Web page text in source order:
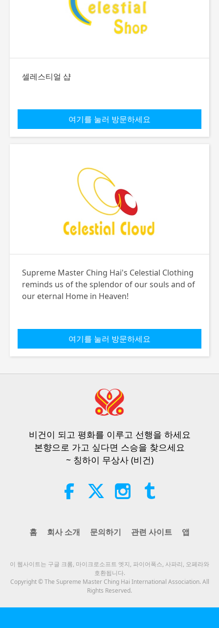
셀레스티얼 샵
여기를 눌러 방문하세요
Supreme Master Ching Hai's Celestial Clothing
reminds us of the splendor of our souls and of
our eternal Home in Heaven!
여기를 눌러 방문하세요
비건이 되고 평화를 이루고 선행을 하세요
본향으로 가고 싶다면 스승을 찾으세요
~ 칭하이 무상사 (비건)
홈 회사 소개 문의하기 관련 사이트 앱
이 웹사이트는 구글 크롬, 마이크로소프트 엣지, 파이어폭스, 사파리, 오페라와
호환됩니다.
Copyright © The Supreme Master Ching Hai International Association. All
Rights Reserved.